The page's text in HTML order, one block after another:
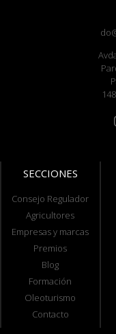
SECCIONES
Consejo Regulador
Agricultores
Empresas y marcas
Premios
Blog
Formación
Oleoturismo
Contacto